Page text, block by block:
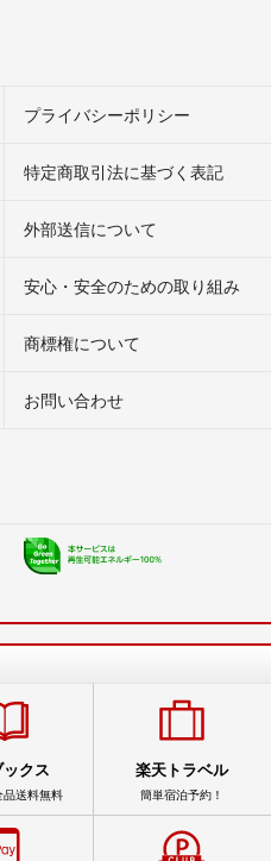
プライバシーポリシー
特定商取引法に基づく表記
外部送信について
安心・安全のための取り組み
商標権について
お問い合わせ
クス
品送料無料
楽天トラベル
簡単宿泊予約！